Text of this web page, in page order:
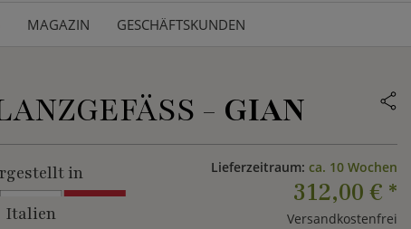
MAGAZIN GESCHÄFTSKUNDEN
- GIAN
in
Italien
Lieferzeitraum: ca. 10 Wochen
312,00 € *
Versandkostenfrei